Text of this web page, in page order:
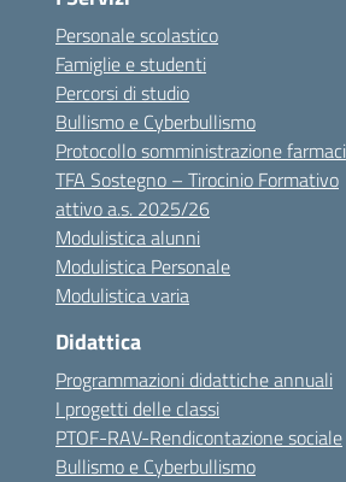
Personale scolastico
Famiglie e studenti
Percorsi di studio
Bullismo e Cyberbullismo
Protocollo somministrazione farmaci
TFA Sostegno – Tirocinio Formativo
attivo a.s. 2025/26
Modulistica alunni
Modulistica Personale
Modulistica varia
Didattica
Programmazioni didattiche annuali
I progetti delle classi
PTOF-RAV-Rendicontazione sociale
Bullismo e Cyberbullismo